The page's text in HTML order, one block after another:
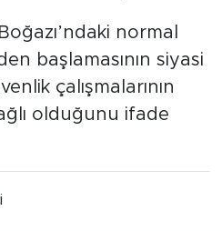
normal
başlamasının siyasi
çalışmalarının
olduğunu ifade